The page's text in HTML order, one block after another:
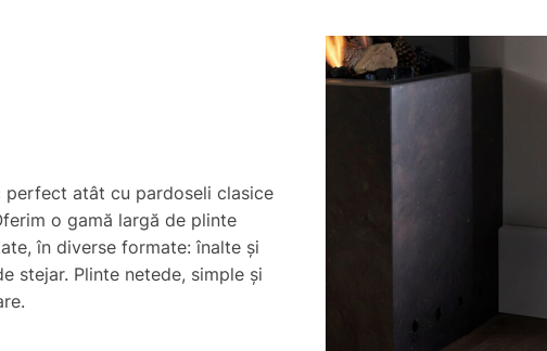
atât cu pardoseli clasice
o gamă largă de plinte
în diverse formate: înalte și
stejar. Plinte netede, simple și